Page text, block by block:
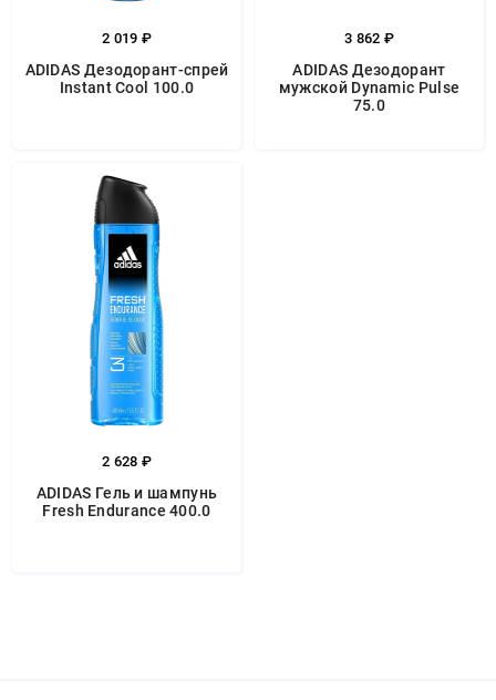
2 019 ₽
ADIDAS Дезодорант-спрей
Instant Cool 100.0
3 862 ₽
ADIDAS Дезодорант
мужской Dynamic Pulse
75.0
2 628 ₽
ADIDAS Гель и шампунь
Fresh Endurance 400.0